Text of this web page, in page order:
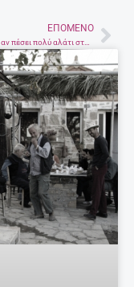
ΕΠΌΜΕΝΟ
Τι να κάνετε αν πέσει πολύ αλάτι στο φαγητό